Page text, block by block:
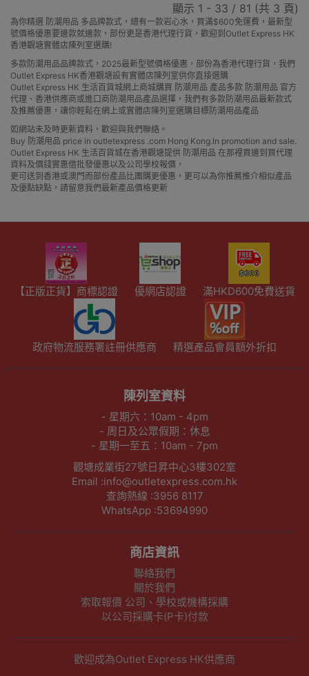
顯示 1 - 33 / 81 (共 3 頁)
為你精選 防潮用品 多品牌款式，總有一款岩心水，買滿$600免運費，最新型
號價格優惠要邊款就邊款，部份更是香港代理行貨，歡迎到Outlet Express HK
香港觀塘實體店陳列室選購!
多款防潮用品品牌款式，2025最新型號價格優惠，部份為香港代理行貨，我們
Outlet Express HK香港觀塘設有實體店陳列室供你直接選購
Outlet Express HK 生活百貨城網上商城購買 防潮用品 產品多款 防潮用品 官方
代理、香港供應商或進口商防潮用品產品選擇，我們有多款防潮用品最新款式
及推薦優惠，讓你輕鬆在網上或實體店陳列室選購目標防潮用品產品
如網站未及時更新資料，歡迎與我們聯絡。
Buy 防潮用品 price in outletexpress .com Hong Kong.In promotion and sale.
Outlet Express HK 生活百貨城在香港觀塘提供 防潮用品 在那裡買邊到買代理
資料及價錢實惠借批發優惠以及公司學校報價，
更可送到香港或澳門而部份產品比團購更優惠，更可以為你推薦推介相似產品
及優點缺點，請留意我們最新產品價格更新
【正版正貨】商標認證 優網店認證 滿HKD600免費送貨
政府物流服務署註冊供應商 精選產品會員額外折扣
陳列室資料
- 星期六：10am - 4pm
- 周日及公眾假期：休息
- 星期一至五：10am - 7pm
觀塘成業街27號日昇中心3樓302室
Email :info@outletexpress.com.hk
查詢熱線 :3956 8117
WhatsApp :53694990
商店資訊
聯絡我們
關於我們
索取報價 公司、學校或機構採購
以公司採購卡(P卡)付款
歡迎成為Outlet Express HK供應商